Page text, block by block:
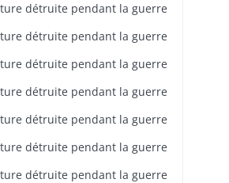
détruite pendant la guerre
détruite pendant la guerre
détruite pendant la guerre
détruite pendant la guerre
détruite pendant la guerre
détruite pendant la guerre
détruite pendant la guerre